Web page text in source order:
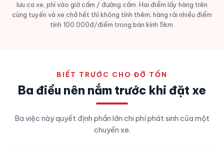
lưu ca xe, phí vào giờ cấm / đường cấm. Hai điểm lấy hàng trên
cùng tuyến và xe chở hết thì không tính thêm; hàng rải nhiều điểm
tính 100.000đ/điểm trong bán kính 5km.
BIẾT TRƯỚC CHO ĐỠ TỐN
Ba điều nên nắm trước khi đặt xe
Ba việc này quyết định phần lớn chi phí phát sinh của một
chuyến xe.